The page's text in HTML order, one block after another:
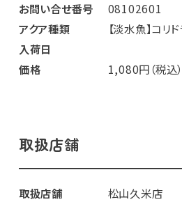
お問い合せ番号
08102601
アクア種類
【淡水魚】コリ
入荷日
価格
1,080円（税込）
取扱店舗
取扱店舗
松山久米店